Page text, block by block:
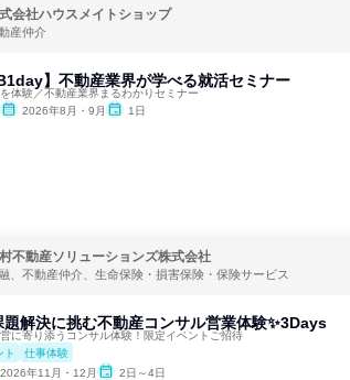
会社ハウスメイトショップ
産仲介
】不動産業界が学べる就活セミナー
体験／不動産業界まるわかりセミナー
2026年8月・9月 1日
不動産ソリューションズ株式会社
、不動産仲介、生命保険・損害保険・保険サービス
解決に挑む不動産コンサル営業体験✨️3Days
に寄り添うコンサル体験！限定イベントご招待
ト
仕事体験
2026年11月・12月 2日～4日